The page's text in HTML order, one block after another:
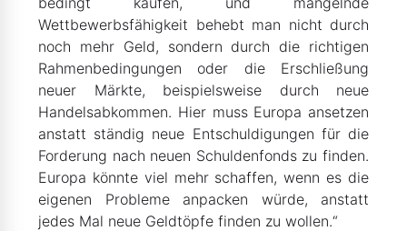
Wettbewerbsfähigkeit behebt man nicht durch
noch mehr Geld, sondern durch die richtigen
Rahmenbedingungen oder die Erschließung
neuer Märkte, beispielsweise durch neue
Handelsabkommen. Hier muss Europa ansetzen
anstatt ständig neue Entschuldigungen für die
Forderung nach neuen Schuldenfonds zu finden.
Europa könnte viel mehr schaffen, wenn es die
eigenen Probleme anpacken würde, anstatt
jedes Mal neue Geldtöpfe finden zu wollen.“